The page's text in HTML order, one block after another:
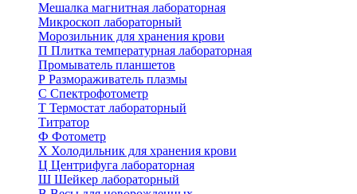
Мешалка магнитная лабораторная
Микроскоп лабораторный
Морозильник для хранения крови
П Плитка температурная лабораторная
Промыватель планшетов
Р Размораживатель плазмы
С Спектрофотометр
Т Термостат лабораторный
Титратор
Ф Фотометр
Х Холодильник для хранения крови
Ц Центрифуга лабораторная
Ш Шейкер лабораторный